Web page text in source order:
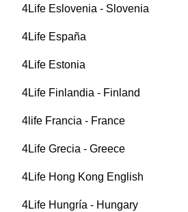
4Life Eslovenia - Slovenia
4Life España
4Life Estonia
4Life Finlandia - Finland
4life Francia - France
4Life Grecia - Greece
4Life Hong Kong English
4Life Hungría - Hungary